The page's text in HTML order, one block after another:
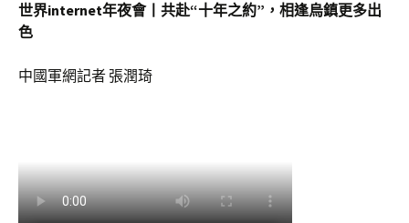
世界internet年夜會丨共赴“十年之約”，相逢烏鎮更多出
色
中國軍網記者 張潤琦